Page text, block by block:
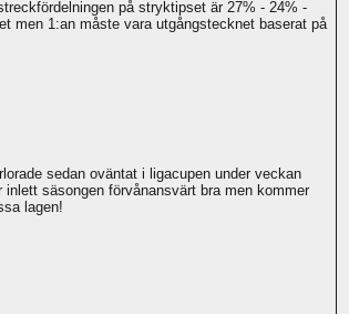
på stryktipset är 27% - 24% -
men 1:an måste vara utgångstecknet baserat på
sedan oväntat i ligacupen under veckan
säsongen förvånansvärt bra men kommer
lagen!